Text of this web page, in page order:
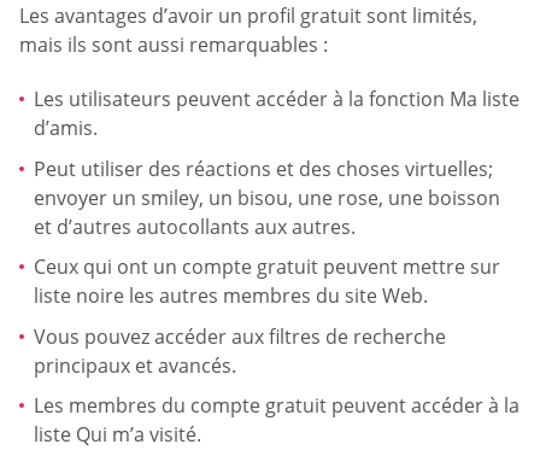
Les avantages d’avoir un profil gratuit sont limités,
mais ils sont aussi remarquables :
Les utilisateurs peuvent accéder à la fonction Ma liste
d’amis.
Peut utiliser des réactions et des choses virtuelles;
envoyer un smiley, un bisou, une rose, une boisson
et d’autres autocollants aux autres.
Ceux qui ont un compte gratuit peuvent mettre sur
liste noire les autres membres du site Web.
Vous pouvez accéder aux filtres de recherche
principaux et avancés.
Les membres du compte gratuit peuvent accéder à la
liste Qui m’a visité.